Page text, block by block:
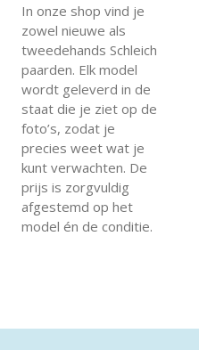
In onze shop vind je
zowel nieuwe als
tweedehands Schleich
paarden. Elk model
wordt geleverd in de
staat die je ziet op de
foto’s, zodat je
precies weet wat je
kunt verwachten. De
prijs is zorgvuldig
afgestemd op het
model én de conditie.